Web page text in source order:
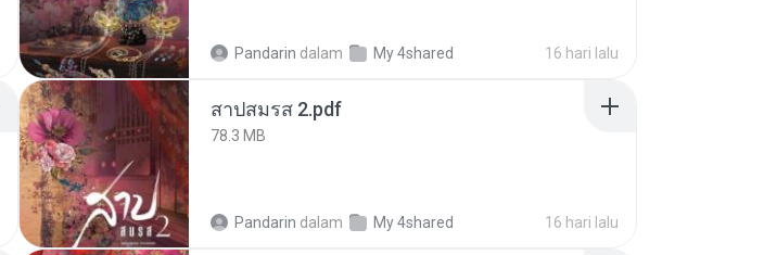
Pandarin dalam My 4shared 16 hari lalu
สาปสมรส 2.pdf
78.3 MB
Pandarin dalam My 4shared 16 hari lalu